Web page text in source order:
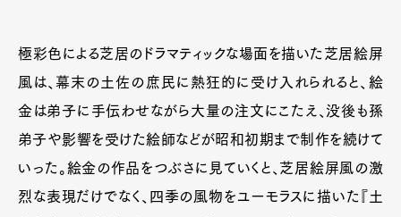
極彩色による芝居のドラマティックな場面を描いた芝居絵屏
風は、幕末の土佐の庶民に熱狂的に受け入れられると、絵
金は弟子に手伝わせながら大量の注文にこたえ、没後も孫
弟子や影響を受けた絵師などが昭和初期まで制作を続けて
いった。絵金の作品をつぶさに見ていくと、芝居絵屏風の激
烈な表現だけでなく、四季の風物をユーモラスに描いた『土